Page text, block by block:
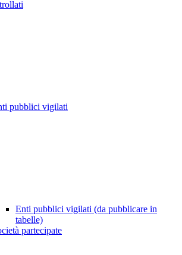
pubblici vigilati
Enti pubblici vigilati (da pubblicare in
tabelle)
partecipate